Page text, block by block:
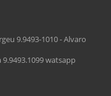
9.9493-1010 - Alvaro
9.9493.1099 watsapp